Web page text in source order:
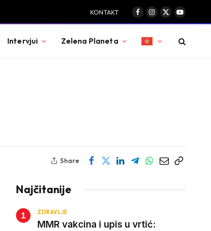
KONTAKT
Facebook
Instagram
X
(Twitter)
YouTube
Intervjui Zelena Planeta
Share
Najčitanije
ZDRAVLJE
MMR vakcina i upis u vrtić: